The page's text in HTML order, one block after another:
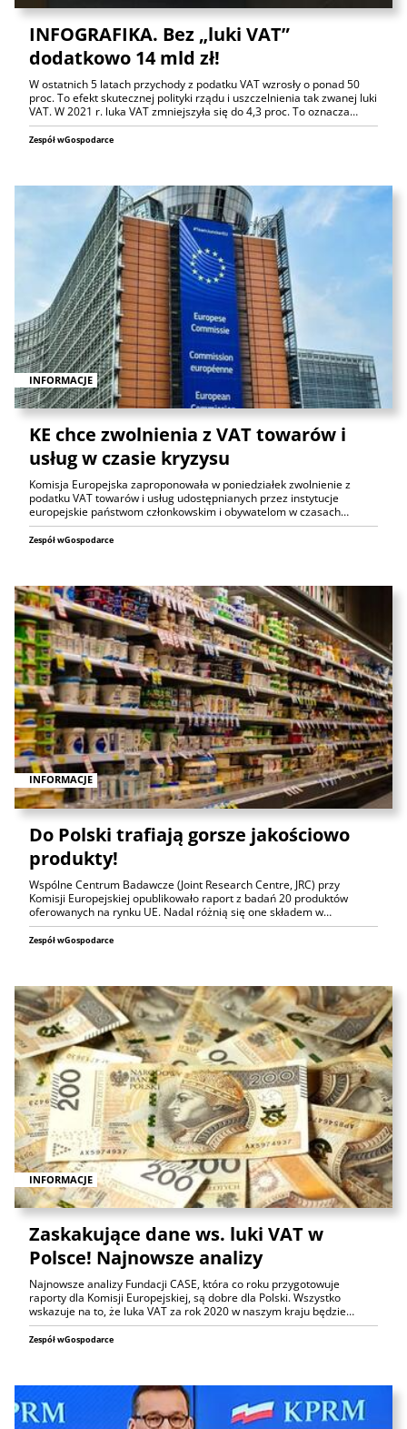
INFOGRAFIKA. Bez „luki VAT”
dodatkowo 14 mld zł!
W ostatnich 5 latach przychody z podatku VAT wzrosły o ponad 50
proc. To efekt skutecznej polityki rządu i uszczelnienia tak zwanej luki
VAT. W 2021 r. luka VAT zmniejszyła się do 4,3 proc. To oznacza…
Zespół wGospodarce
INFORMACJE
KE chce zwolnienia z VAT towarów i
usług w czasie kryzysu
Komisja Europejska zaproponowała w poniedziałek zwolnienie z
podatku VAT towarów i usług udostępnianych przez instytucje
europejskie państwom członkowskim i obywatelom w czasach…
Zespół wGospodarce
INFORMACJE
Do Polski trafiają gorsze jakościowo
produkty!
Wspólne Centrum Badawcze (Joint Research Centre, JRC) przy
Komisji Europejskiej opublikowało raport z badań 20 produktów
oferowanych na rynku UE. Nadal różnią się one składem w…
Zespół wGospodarce
INFORMACJE
Zaskakujące dane ws. luki VAT w
Polsce! Najnowsze analizy
Najnowsze analizy Fundacji CASE, która co roku przygotowuje
raporty dla Komisji Europejskiej, są dobre dla Polski. Wszystko
wskazuje na to, że luka VAT za rok 2020 w naszym kraju będzie…
Zespół wGospodarce